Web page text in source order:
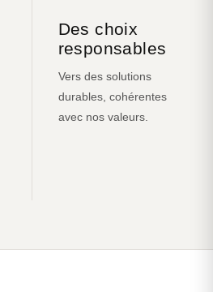
Des choix
responsables
Vers des solutions
durables, cohérentes
avec nos valeurs.